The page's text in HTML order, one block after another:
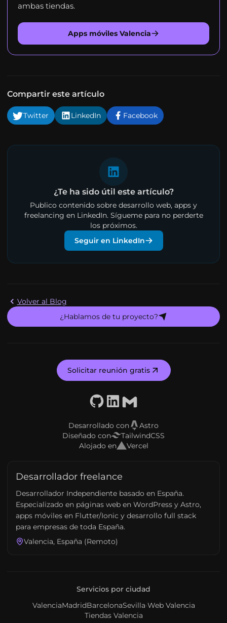
ambas tiendas.
Apps móviles Valencia
Compartir este artículo
Twitter LinkedIn Facebook
¿Te ha sido útil este artículo?
Publico contenido sobre desarrollo web, apps y
freelancing en LinkedIn. Sígueme para no perderte
los próximos.
Seguir en LinkedIn
Volver al Blog
¿Hablamos de tu proyecto?
Solicitar reunión gratis
GitHubLinkedIn
Email
Desarrollado con
Astro
Diseñado con
TailwindCSS
Alojado en
Vercel
Desarrollador freelance
Desarrollador Independiente basado en España.
Especializado en páginas web en WordPress y Astro,
apps móviles en Flutter/Ionic y desarrollo full stack
para empresas de toda España.
Valencia, España (Remoto)
Servicios por ciudad
ValenciaMadridBarcelonaSevilla·Web Valencia
Tiendas Valencia